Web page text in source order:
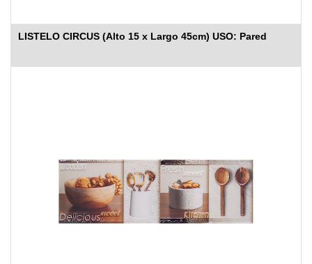
LISTELO CIRCUS (Alto 15 x Largo 45cm) USO: Pared